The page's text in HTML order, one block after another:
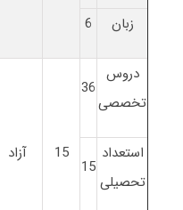
زبان 6
دروس
تخصصی
36
15 آزاد
استعداد
تحصیلی
15